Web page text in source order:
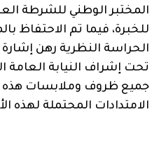
المختبر الوطني للشرطة
للخبرة، فيما تم الاحتفاظ
الحراسة النظرية رهن
تحت إشراف النيابة
جميع ظروف وملابسات هذه
الامتدادات المحتملة لهذه